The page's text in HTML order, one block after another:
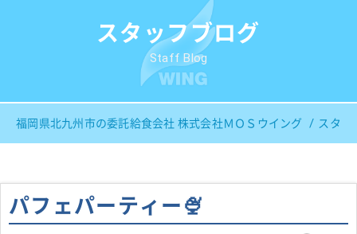
スタッフブログ
Staff Blog
福岡県北九州市の委託給食会社 株式会社ＭＯＳウイング スタッ
パフェパーティー🍨